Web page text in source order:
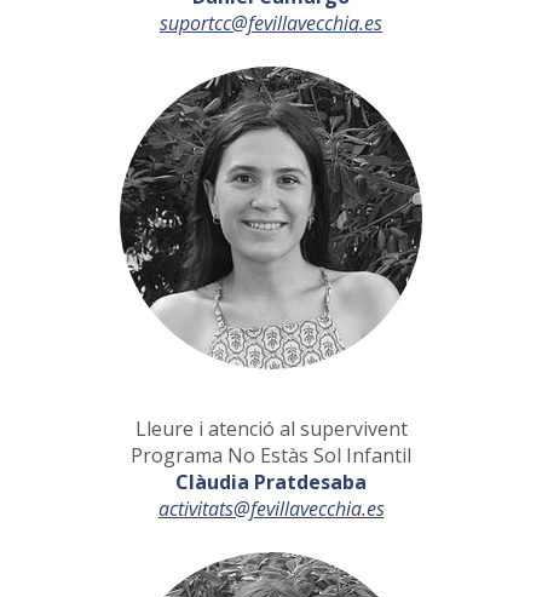
suportcc@fevillavecchia.es
Lleure i atenció al supervivent
Programa No Estàs Sol Infantil
Clàudia Pratdesaba
activitats@fevillavecchia.es